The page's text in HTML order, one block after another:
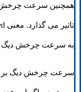
همچنین سرعت چرخش
به سرعت چرخش دیگ
سرعت چرخش دیگ بر